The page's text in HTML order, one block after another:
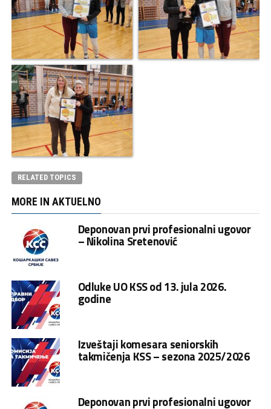
RELATED TOPICS
MORE IN AKTUELNO
Deponovan prvi profesionalni ugovor
– Nikolina Sretenović
Odluke UO KSS od 13. jula 2026.
godine
Izveštaji komesara seniorskih
takmičenja KSS – sezona 2025/2026
Deponovan prvi profesionalni ugovor